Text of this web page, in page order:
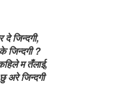
जिन्दगी,
जिन्दगी ?
म तँलाई,
जिन्दगी